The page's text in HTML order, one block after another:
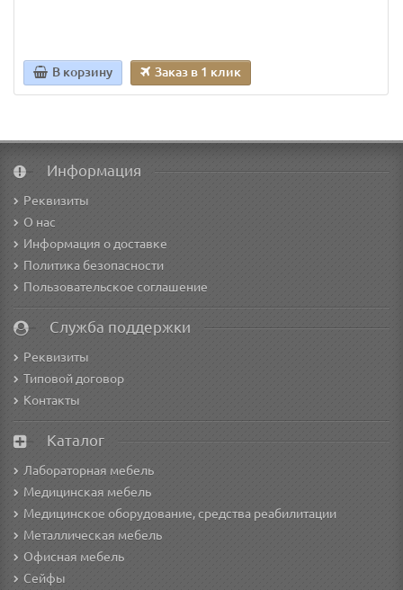
В корзину Заказ в 1 клик
Информация
Реквизиты
О нас
Информация о доставке
Политика безопасности
Пользовательское соглашение
Служба поддержки
Реквизиты
Типовой договор
Контакты
Каталог
Лабораторная мебель
Медицинская мебель
Медицинское оборудование, средства реабилитации
Металлическая мебель
Офисная мебель
Сейфы